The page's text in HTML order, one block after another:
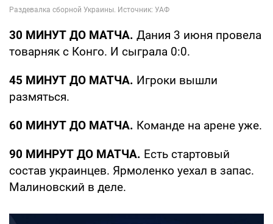
30 МИНУТ ДО МАТЧА. Дания 3 июня провела
товарняк с Конго. И сыграла 0:0.
45 МИНУТ ДО МАТЧА. Игроки вышли
размяться.
60 МИНУТ ДО МАТЧА. Команде на арене уже.
90 МИНРУТ ДО МАТЧА. Есть стартовый
состав украинцев. Ярмоленко уехал в запас.
Малиновский в деле.